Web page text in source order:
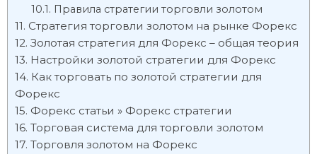
Правила стратегии торговли золотом
Стратегия торговли золотом на рынке Форекс
Золотая стратегия для Форекс – общая теория
Настройки золотой стратегии для Форекс
Как торговать по золотой стратегии для
Форекс
Форекс статьи » Форекс стратегии
Торговая система для торговли золотом
Торговля золотом на Форекс